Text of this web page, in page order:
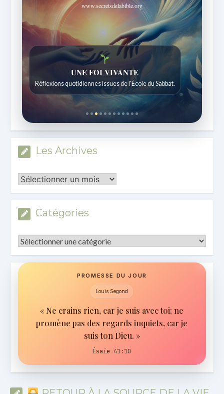
www.secretsdelabible.org
UNE FOI VIVANTE
Réflexions quotidiennes issues de l'École du Sabbat.
Les Archives
Les
Archives
Catégories
Catégories
PROMESSE DU JOUR
Louis Segond
« Ne crains rien, car je suis avec toi; ne
promène pas des regards inquiets, car je
suis ton Dieu. »
Ésaïe 41:10